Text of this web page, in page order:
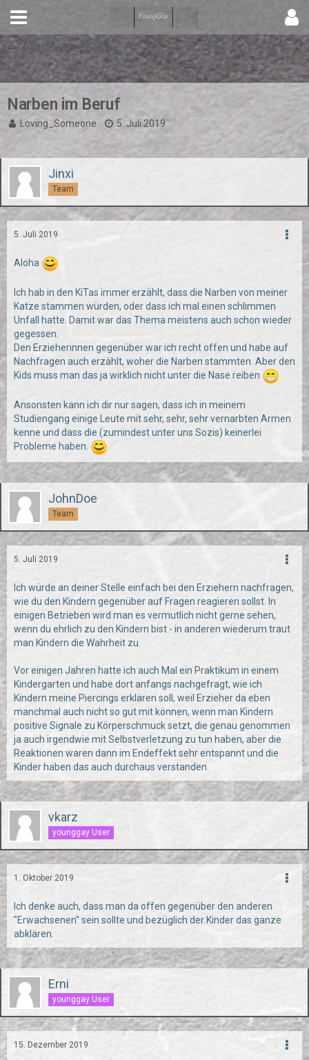
Beruf und Ausbildung
Narben im Beruf
Loving_Someone 5. Juli 2019
Jinxi
Team
5. Juli 2019
Aloha
Ich hab in den KiTas immer erzählt, dass die Narben von meiner
Katze stammen würden, oder dass ich mal einen schlimmen
Unfall hatte. Damit war das Thema meistens auch schon wieder
gegessen.
Den Erzieherinnen gegenüber war ich recht offen und habe auf
Nachfragen auch erzählt, woher die Narben stammten. Aber den
Kids muss man das ja wirklich nicht unter die Nase reiben
Ansonsten kann ich dir nur sagen, dass ich in meinem
Studiengang einige Leute mit sehr, sehr, sehr vernarbten Armen
kenne und dass die (zumindest unter uns Sozis) keinerlei
Probleme haben.
JohnDoe
Team
5. Juli 2019
Ich würde an deiner Stelle einfach bei den Erziehern nachfragen,
wie du den Kindern gegenüber auf Fragen reagieren sollst. In
einigen Betrieben wird man es vermutlich nicht gerne sehen,
wenn du ehrlich zu den Kindern bist - in anderen wiederum traut
man Kindern die Wahrheit zu.
Vor einigen Jahren hatte ich auch Mal ein Praktikum in einem
Kindergarten und habe dort anfangs nachgefragt, wie ich
Kindern meine Piercings erklären soll, weil Erzieher da eben
manchmal auch nicht so gut mit können, wenn man Kindern
positive Signale zu Körperschmuck setzt, die genau genommen
ja auch irgendwie mit Selbstverletzung zu tun haben, aber die
Reaktionen waren dann im Endeffekt sehr entspannt und die
Kinder haben das auch durchaus verstanden.
vkarz
younggay User
1. Oktober 2019
Ich denke auch, dass man da offen gegenüber den anderen
"Erwachsenen" sein sollte und bezüglich der Kinder das ganze
abklären.
Erni
younggay User
15. Dezember 2019